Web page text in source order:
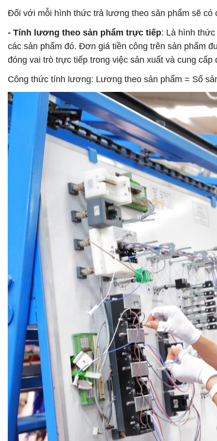
Đối với mỗi hình thức trả lương theo sản phẩm sẽ có
- Tính lương theo sản phẩm trực tiếp: Là hình
các sản phẩm đó. Đơn giá tiền công trên sản phẩm
đóng vai trò trực tiếp trong việc sản xuất và cung
Công thức tính lương: Lương theo sản phẩm = Số